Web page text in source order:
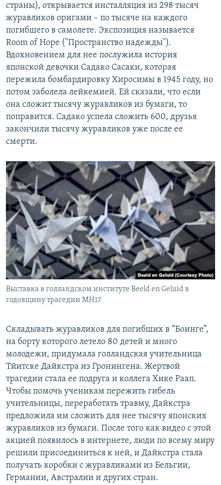
страны), открывается инсталляция из 298 тысяч
журавликов оригами – по тысяче на каждого
погибшего в самолете. Экспозиция называется
Room of Hope ("Пространство надежды").
Вдохновением для нее послужила история
японской девочки Садако Сасаки, которая
пережила бомбардировку Хиросимы в 1945 году, но
потом заболела лейкемией. Ей сказали, что если
она сложит тысячу журавликов из бумаги, то
поправится. Садако успела сложить 600, друзья
закончили тысячу журавликов уже после ее
смерти.
Выставка в голландском институте Beeld en Geluid в
годовщину трагедии MH17
Складывать журавликов для погибших в “Боинге”,
на борту которого летело 80 детей и много
молодежи, придумала голландская учительница
Тйитске Дайкстра из Гронингена. Жертвой
трагедии стала ее подруга и коллега Хике Раап.
Чтобы помочь ученикам пережить гибель
учительницы, переработать травму, Дайкстра
предложила им сложить для нее тысячу японских
журавликов из бумаги. После того как видео с этой
акцией появилось в интернете, люди по всему миру
решили присоединиться к ней, и Дайкстра стала
получать коробки с журавликами из Бельгии,
Германии, Австралии и других стран.